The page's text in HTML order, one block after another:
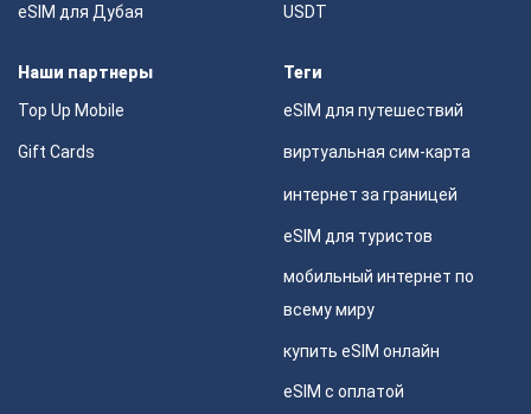
eSIM для Дубая USDT
Наши партнеры
Top Up Mobile
Gift Cards
Теги
eSIM для путешествий
виртуальная сим-карта
интернет за границей
eSIM для туристов
мобильный интернет по
всему миру
купить eSIM онлайн
eSIM с оплатой